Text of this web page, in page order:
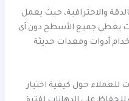
والاحترافية، حيث يعمل
يغطي جميع الأسطح دون أي
أدوات ومعدات حديثة
حول كيفية اختيار